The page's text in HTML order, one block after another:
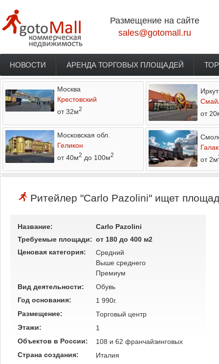
Размещение на сайте
sales@gotomall.ru
Главное меню
НОВОСТИ АРЕНДА ТОРГОВЫХ ПЛОЩАДЕЙ
Москва
Крестовский
от 32м2
от
Московская обл.
Геликон
от 40м2 до 100м2
от 2м
Ритейлер "Carlo Pazolini" ищет
Название:
Carlo Pazolini
Требуемые площади: от 180 до 400 м2
Ценовая категория:
Средний
Выше среднего
Премиум
Вид деятельности:
Обувь
Год основания:
1 990г.
Размещение:
Торговый центр
Этажи:
1
Объектов в России:
108 и 62 франчайзинговых
Страна создания:
Италия